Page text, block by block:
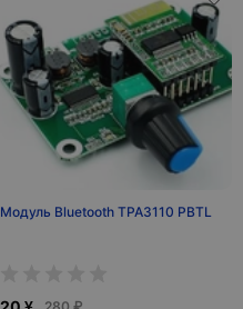
Модуль Bluetooth TPA3110 PBTL